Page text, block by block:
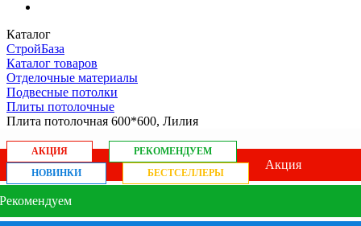
Каталог
СтройБаза
Каталог товаров
Отделочные материалы
Подвесные потолки
Плиты потолочные
Плита потолочная 600*600, Лилия
АКЦИЯ
РЕКОМЕНДУЕМ
НОВИНКИ
БЕСТСЕЛЛЕРЫ
Акция
Рекомендуем